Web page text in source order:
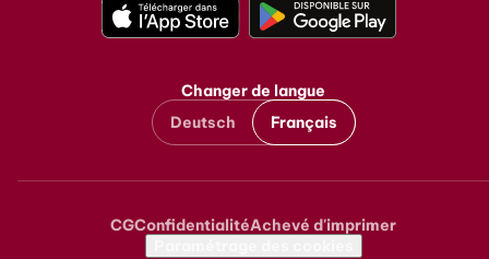
Changer de langue
Deutsch
Français
Metanavigation
CGConfidentialitéAchevé d'imprimer